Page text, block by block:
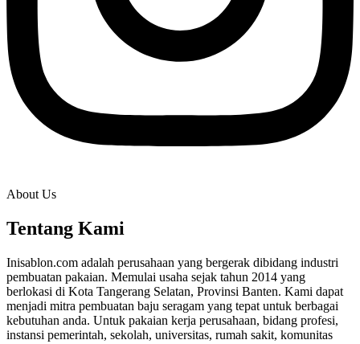
About Us
Tentang Kami
Inisablon.com adalah perusahaan yang bergerak dibidang industri
pembuatan pakaian. Memulai usaha sejak tahun 2014 yang
berlokasi di Kota Tangerang Selatan, Provinsi Banten. Kami dapat
menjadi mitra pembuatan baju seragam yang tepat untuk berbagai
kebutuhan anda. Untuk pakaian kerja perusahaan, bidang profesi,
instansi pemerintah, sekolah, universitas, rumah sakit, komunitas